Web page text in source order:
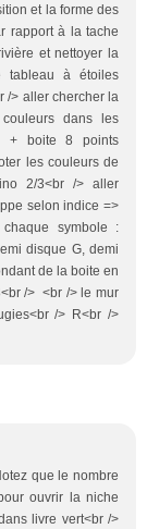
et la forme des
rapport à la tache
et nettoyer la
tableau à étoiles
/> aller chercher la
dans les
+ boite 8 points
les couleurs de
2/3<br /> aller
selon indice =>
symbole :
disque G, demi
de la boite en
/> <br /> le mur
/> R<br />
que le nombre
ouvrir la niche
livre vert<br />